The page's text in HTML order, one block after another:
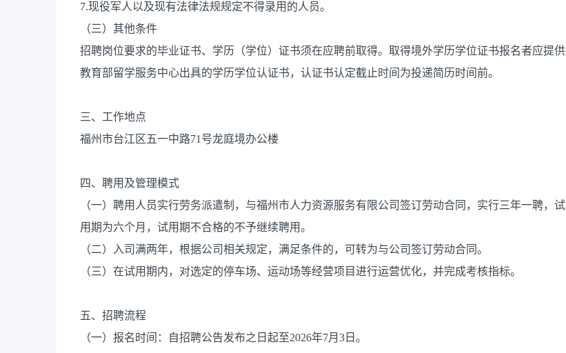
7.现役军人以及现有法律法规规定不得录用的人员。
（三）其他条件
招聘岗位要求的毕业证书、学历（学位）证书须在应聘前取得。取得境外学历学位证书报名者应提供
教育部留学服务中心出具的学历学位认证书，认证书认定截止时间为投递简历时间前。
三、工作地点
福州市台江区五一中路71号龙庭境办公楼
四、聘用及管理模式
（一）聘用人员实行劳务派遣制，与福州市人力资源服务有限公司签订劳动合同，实行三年一聘，试
用期为六个月，试用期不合格的不予继续聘用。
（二）入司满两年，根据公司相关规定，满足条件的，可转为与公司签订劳动合同。
（三）在试用期内，对选定的停车场、运动场等经营项目进行运营优化，并完成考核指标。
五、招聘流程
（一）报名时间：自招聘公告发布之日起至2026年7月3日。